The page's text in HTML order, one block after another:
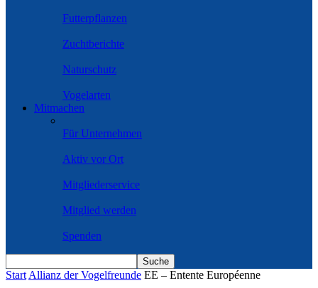
Futterpflanzen
Zuchtberichte
Naturschutz
Vogelarten
Mitmachen
Für Unternehmen
Aktiv vor Ort
Mitgliederservice
Mitglied werden
Spenden
Start Allianz der Vogelfreunde EE – Entente Européenne